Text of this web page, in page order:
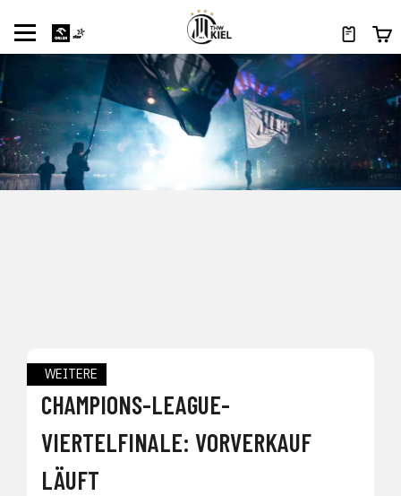
WEITERE
CHAMPIONS-LEAGUE-
VIERTELFINALE: VORVERKAUF
LÄUFT